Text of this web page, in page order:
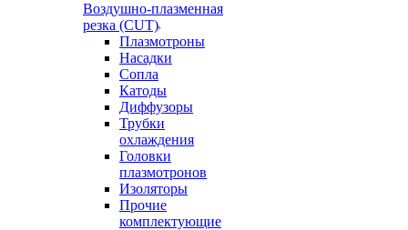
Воздушно-плазменная
резка (CUT)
Плазмотроны
Насадки
Сопла
Катоды
Диффузоры
Трубки
охлаждения
Головки
плазмотронов
Изоляторы
Прочие
комплектующие